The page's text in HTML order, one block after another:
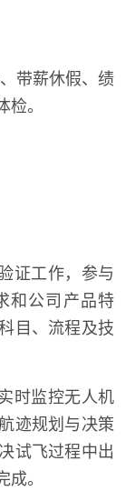
带薪休假、绩
。
证工作，参与
和公司产品特
目、流程及技
时监控无人机
迹规划与决策
试飞过程中出
。